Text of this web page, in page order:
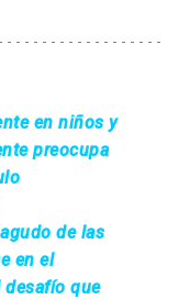
en niños y
preocupa
de las
en el
que